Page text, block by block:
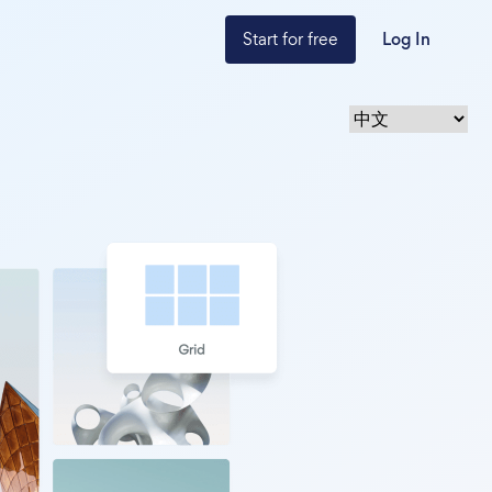
Start for free Log In